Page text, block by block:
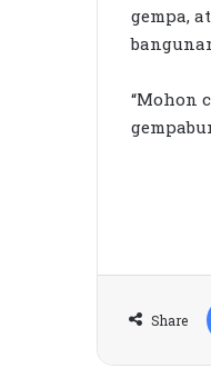
gempa,
“Mohon
Share